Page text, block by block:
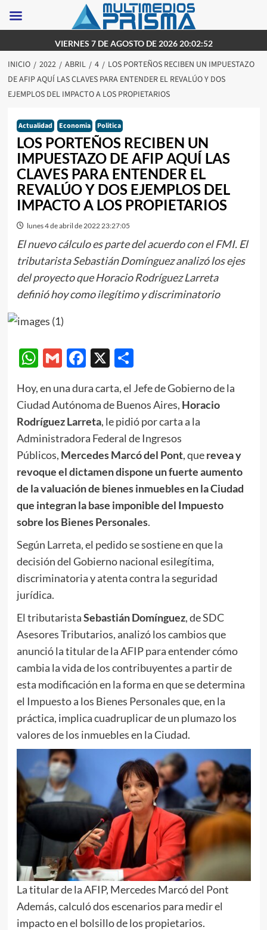
al
contenido
VIERNES 7 DE AGOSTO DE 2026 20:02:52
INICIO 2022 ABRIL 4
LOS PORTEÑOS RECIBEN UN IMPUESTAZO
DE AFIP AQUÍ LAS CLAVES PARA ENTENDER EL REVALÚO Y DOS
EJEMPLOS DEL IMPACTO A LOS PROPIETARIOS
Actualidad Economia Politica
LOS PORTEÑOS RECIBEN UN
IMPUESTAZO DE AFIP AQUÍ LAS
CLAVES PARA ENTENDER EL
REVALÚO Y DOS EJEMPLOS DEL
IMPACTO A LOS PROPIETARIOS
lunes 4 de abril de 2022 23:27:05
El nuevo cálculo es parte del acuerdo con el FMI. El
tributarista Sebastián Domínguez analizó los ejes
del proyecto que Horacio Rodríguez Larreta
definió hoy como ilegítimo y discriminatorio
WhatsApp
GmailFacebook
X Compartir
Hoy, en una dura carta, el Jefe de Gobierno de la
Ciudad Autónoma de Buenos Aires, Horacio
Rodríguez Larreta, le pidió por carta a la
Administradora Federal de Ingresos
Públicos, Mercedes Marcó del Pont, querevea y
revoque el dictamen dispone un fuerte aumento
de la valuación de bienes inmuebles en la Ciudad
que integran la base imponible del Impuesto
sobre los Bienes Personales.
Según Larreta, el pedido se sostiene en que la
decisión del Gobierno nacional esilegítima,
discriminatoria y atenta contra la seguridad
jurídica.
El tributaristaSebastián Domínguez, de SDC
Asesores Tributarios, analizó los cambios que
anunció la titular de la AFIP para entender cómo
cambia la vida de los contribuyentes a partir de
esta modificación en la forma en que se determina
el Impuesto a los Bienes Personales que, en la
práctica, implica cuadruplicar de un plumazo los
valores de los inmuebles en la Ciudad.
La titular de la AFIP, Mercedes Marcó del Pont
Además, calculó dos escenarios para medir el
impacto en el bolsillo de los propietarios.